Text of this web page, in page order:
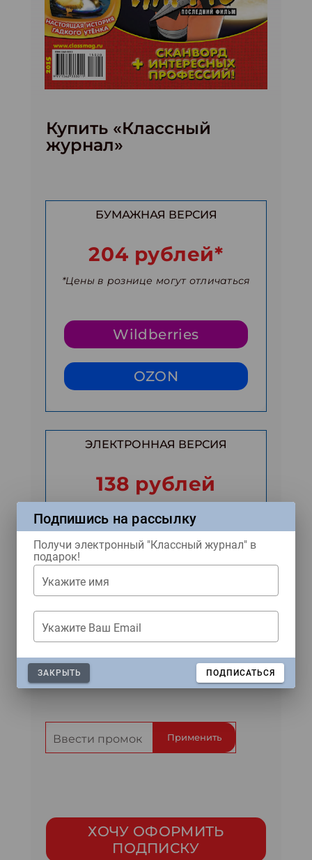
Купить «Классный
журнал»
БУМАЖНАЯ ВЕРСИЯ
204 рублей*
*Цены в рознице могут отличаться
Wildberries
OZON
ЭЛЕКТРОННАЯ ВЕРСИЯ
138 рублей
Купить
вход
Применить
ХОЧУ ОФОРМИТЬ
ПОДПИСКУ
Подпишись на рассылку
Получи электронный "Классный журнал" в
подарок!
Укажите имя
Укажите Ваш Email
ЗАКРЫТЬ ПОДПИСАТЬСЯ